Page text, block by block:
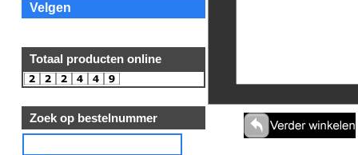
Velgen
Totaal producten online
Zoek op bestelnummer